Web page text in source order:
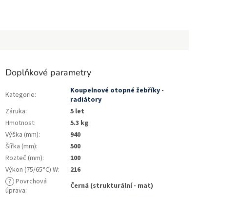
Doplňkové parametry
Kategorie:
Koupelnové otopné žebříky -
radiátory
Záruka:
5 let
Hmotnost:
5.3 kg
Výška (mm):
940
Šířka (mm):
500
Rozteč (mm):
100
Výkon (75/65°C) W:
216
? Povrchová
úprava: Černá (strukturální - mat)